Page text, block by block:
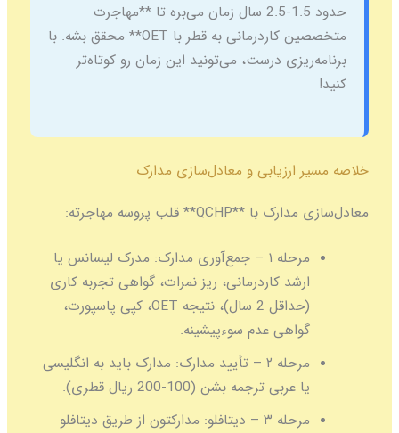
حدود 1.5-2.5 سال زمان می‌بره تا **مهاجرت
متخصصین کاردرمانی به قطر با OET** محقق بشه. با
برنامه‌ریزی درست، می‌تونید این زمان رو کوتاه‌تر
کنید!
خلاصه مسیر ارزیابی و معادل‌سازی مدارک
معادل‌سازی مدارک با **QCHP** قلب پروسه مهاجرته:
مرحله ۱ – جمع‌آوری مدارک:
مدرک لیسانس یا
ارشد کاردرمانی، ریز نمرات، گواهی تجربه کاری
(حداقل 2 سال)، نتیجه OET، کپی پاسپورت،
گواهی عدم سوءپیشینه.
مرحله ۲ – تأیید مدارک:
مدارک باید به انگلیسی
یا عربی ترجمه بشن (100-200 ریال قطری).
مرحله ۳ – دیتافلو:
مدارکتون از طریق دیتافلو